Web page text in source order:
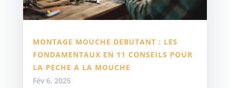
MONTAGE MOUCHE DEBUTANT : LES
FONDAMENTAUX EN 11 CONSEILS POUR
LA PECHE A LA MOUCHE
Fév 6, 2025